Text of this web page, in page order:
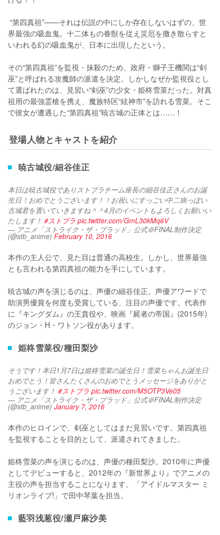
界最強の吸血鬼。十二体もの眷獣を従え災厄を撒き散らすと
いわれる幻の吸血鬼が、日本に出現したという。
その“第四真祖”を監視・抹殺のため、政府・獅子王機関は“剣
巫”と呼ばれる攻魔師の派遣を決定。しかしなぜか監視役とし
て選ばれたのは、見習い“剣巫”の少女・姫柊雪菜だった。対真
祖用の最強霊槍を携え、魔族特区“絃神市”を訪れる雪菜。そこ
で彼女が遭遇した“第四真祖”暁古城の正体とは……！
登場人物とキャストを紹介
暁古城役/細谷佳正
本日は暁古城役でありストブラチーム座長の細谷佳正さんのお誕
生日！おめでとうございます！！お祝いにすっごい中二病っぽい
古城君を置いていきますね＾＾4月のイベントもよろしくお願いい
たします！ #ストブラ pic.twitter.com/GmL30kMq6V
— アニメ「ストライク・ザ・ブラッド」公式＠FINAL制作決定
(@stb_anime)February 10, 2016
本作の主人公で、見た目は普通の高校生。しかし、世界最強
とも言われる第四真祖の能力を手にしています。
暁古城の声を演じるのは、声優の細谷佳正。声優アワードで
助演男優賞を何度も受賞している、注目の声優です。代表作
に『キングダム』の王賁役や、映画『屍者の帝国』(2015年)
のジョン・H・ワトソン役があります。
姫柊雪菜役/種田梨沙
そうです！本日1月7日は姫柊雪菜の誕生日！雪菜ちゃんお誕生日
おめでとう！皆さんたくさんのおめでとうメッセージをありがと
うございます！ #ストブラ pic.twitter.com/M5OTP3Ve05
— アニメ「ストライク・ザ・ブラッド」公式＠FINAL制作決定
(@stb_anime)January 7, 2016
本作のヒロインで、剣巫としてはまだ見習いです。第四真祖
を監視することを目的として、派遣されてきました。
姫柊雪菜の声を演じるのは、声優の種田梨沙。2010年に声優
としてデビューすると、2012年の『新世界より』でアニメの
主役の声を担当することになります。「アイドルマスター ミ
リオンライブ!」で田中琴葉を担当。
藍羽浅葱役/瀬戸麻沙美